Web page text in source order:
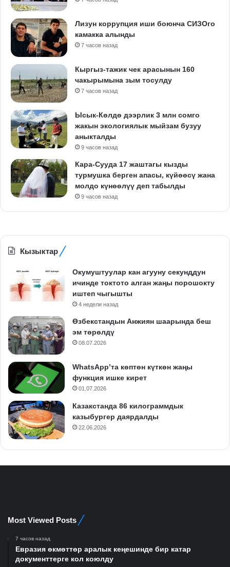
Лизун коррупция иши боюнча СИЗОго
камакка алынды
7 часов назад
Кыргыз-тажик чек арасынын 160
чакырымына зым тосулду
7 часов назад
Ысык-Көлдө дээрлик 3 млн сомго
жакын экологиялык мыйзам бузуу
аныкталды
9 часов назад
Кара-Сууда 17 жаштагы кызды
турмушка берген апасы, күйөөсү жана
молдо күнөөлүү деп табылды
9 часов назад
Кызыктар
Окумуштуулар кан агууну секунддун
ичинде токтото алган жаңы порошокту
иштеп чыгышты
4 недели назад
Өзбекстандын Анжиян шаарында беш
эм төрөлдү
08.07.2026
WhatsApp’та көптөн күткөн жаңы
функция ишке кирет
01.07.2026
Казакстанда 86 килограммдык
казыбургер даярдалды
22.06.2026
Most Viewed Posts
7 часов назад
Евразия өкмөттөр аралык кеңешинде бир катар
документтерге кол коюлду